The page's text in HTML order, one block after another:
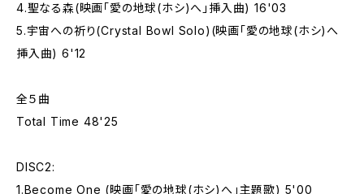
4.聖なる森(映画「愛の地球(ホシ)へ」挿入曲) 16'03
5.宇宙への祈り(Crystal Bowl Solo)(映画「愛の地球(ホシ)へ
挿入曲) 6'12
全５曲
Total Time 48'25
DISC2:
1.Become One (映画「愛の地球(ホシ)へ」主題歌) 5'00